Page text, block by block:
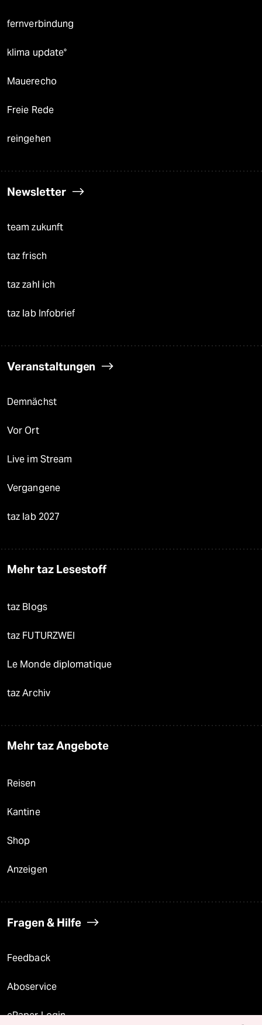
fernverbindung
klima update°
Mauerecho
Freie Rede
reingehen
Newsletter
team zukunft
taz frisch
taz zahl ich
taz lab Infobrief
Veranstaltungen
Demnächst
Vor Ort
Live im Stream
Vergangene
taz lab 2027
Mehr taz Lesestoff
taz Blogs
taz FUTURZWEI
Le Monde diplomatique
taz Archiv
Mehr taz Angebote
Reisen
Kantine
Shop
Anzeigen
Fragen & Hilfe
Feedback
Aboservice
ePaper Login